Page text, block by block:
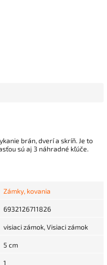
brán, dverí a skríň. Je to
sú aj 3 náhradné kľúče.
Zámky, kovania
6932126711826
visiaci zámok, Visiaci zámok
5 cm
1